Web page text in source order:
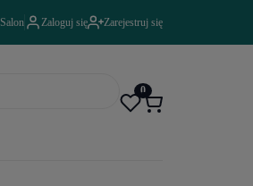
Salon Zaloguj się Zarejestruj się
0